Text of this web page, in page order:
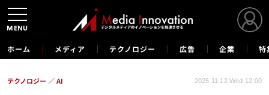
ホーム メディア テクノロジー 広告 企業 特
テクノロジー AI 2025.11.12 Wed 12:00
MENU